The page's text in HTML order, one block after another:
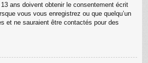
ans doivent obtenir le consentement écrit
vous vous enregistrez ou que quelqu’un
et ne sauraient être contactés pour des